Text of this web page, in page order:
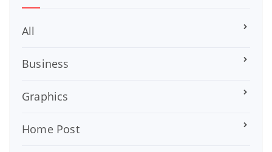
All
Business
Graphics
Home Post